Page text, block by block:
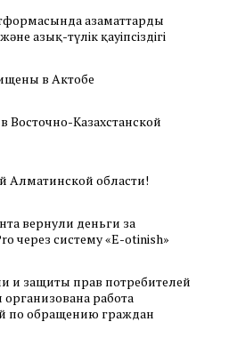
азаматтарды
азық-түлік қауіпсіздігі
в Актобе
Восточно-Казахстанской
Алматинской области!
вернули деньги за
через систему «E-otinish»
и защиты прав потребителей
работа
по обращению граждан